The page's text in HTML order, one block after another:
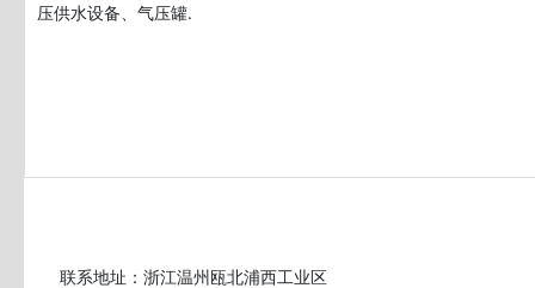
压供水设备、气压罐.
联系地址：浙江温州瓯北浦西工业区